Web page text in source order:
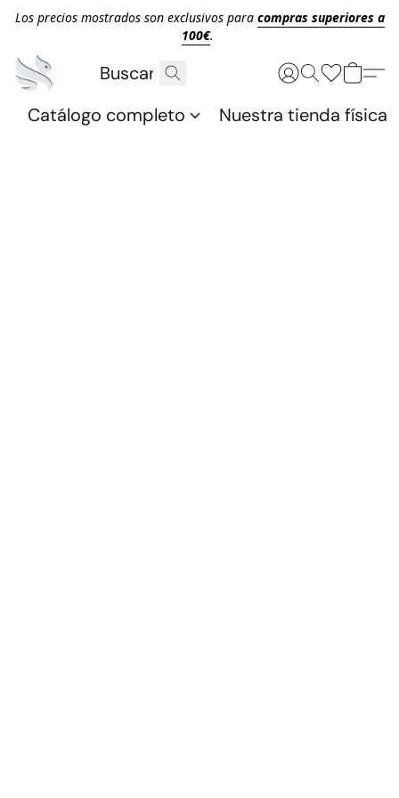
Los precios mostrados son exclusivos para compras superiores a
100€.
Catálogo completo Nuestra tienda física